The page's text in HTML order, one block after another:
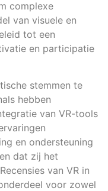
complexe
van visuele en
tot een
en participatie
stemmen te
hebben
van VR-tools
en ondersteuning
dat zij het
van VR in
voor zowel